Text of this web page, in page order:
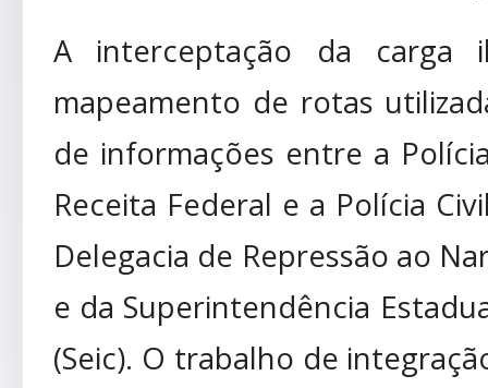
A interceptação da carga
mapeamento de rotas
de informações entre a
Receita Federal e a Polícia
Delegacia de Repressão ao
e da Superintendência
(Seic). O trabalho de